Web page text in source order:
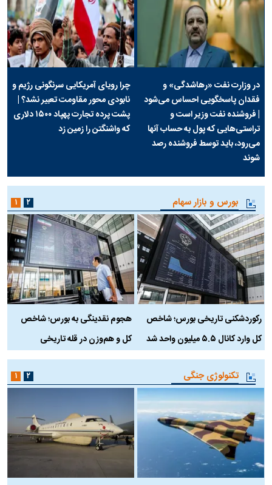
در وزارت نفت «رهاشدگی» و
فقدان پاسخگویی احساس می‌شود
| فروشنده نفت وزیر است و
تراستی‌هایی که پول به حساب آنها
می‌رود، باید توسط فروشنده رصد
شوند
چرا رویای آمریکایی سرنگونی رژیم و
نابودی محور مقاومت تعبیر نشد؟ |
پشت پرده تجارت پهپاد‌ ۱۵۰۰ دلاری
که واشنگتن را زمین زد
بورس و بازار سهام
رکوردشکنی تاریخی بورس؛ شاخص
کل وارد کانال ۵.۵ میلیون واحد شد
هجوم نقدینگی به بورس؛ شاخص
کل و هم‌وزن در قله تاریخی
۱ ۲
تکنولوژی جنگی ۱ ۲